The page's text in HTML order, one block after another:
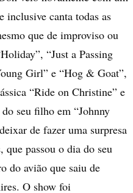
inclusive canta todas as
que de improviso ou
“Just a Passing
Girl” e “Hog & Goat”,
“Ride on Christine” e
seu filho em “Johnny
de fazer uma surpresa
que passou o dia do seu
do avião que saiu de
O show foi